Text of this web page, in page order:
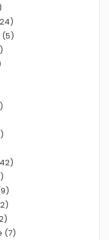
(5)
(7)